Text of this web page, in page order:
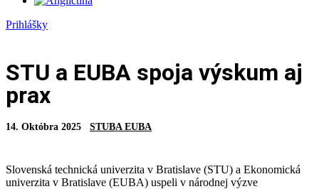
Prihlášky
STU a EUBA spoja výskum aj
prax
14. Októbra 2025 STUBA EUBA
Slovenská technická univerzita v Bratislave (STU) a Ekonomická
univerzita v Bratislave (EUBA) uspeli v národnej výzve